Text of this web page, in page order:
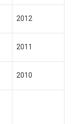
2012
2011
2010